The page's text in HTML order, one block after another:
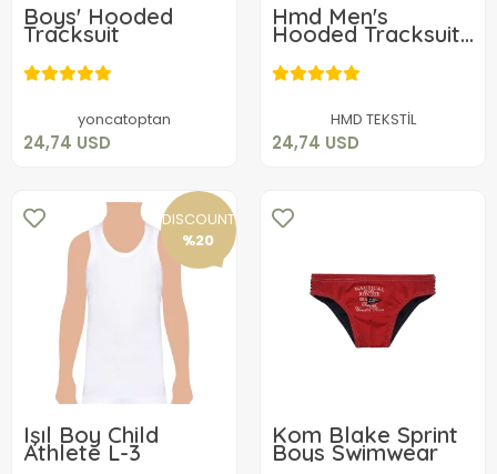
Boys' Hooded
Tracksuit
yoncatoptan
24,74 USD
24,74 USD
Hmd Men's
Hooded Tracksuit
5224
HMD TEKSTİL
24,74 USD
24,74 USD
Add to cart
DISCOUNT
%20
Işıl Boy Child
Athlete L-3
Kom Blake Sprint
Boys Swimwear